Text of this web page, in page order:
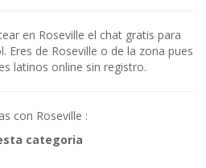
en Roseville el chat gratis para
Eres de Roseville o de la zona pues
latinos online sin registro.
con Roseville :
categoria